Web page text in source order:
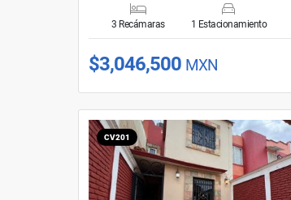
3 Recámaras 1 Estacionamiento
$3,046,500 MXN
CV201